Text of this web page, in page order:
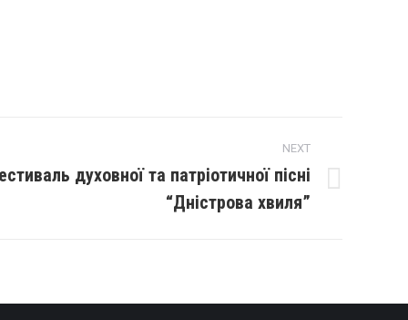
NEXT
духовної та патріотичної пісні
“Дністрова хвиля”